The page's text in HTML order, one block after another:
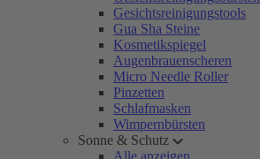
Gesichtsreinigungstools
Gua Sha Steine
Kosmetikspiegel
Augenbrauenscheren
Micro Needle Roller
Pinzetten
Schlafmasken
Wimpernbürsten
Sonne & Schutz
Alle anzeigen